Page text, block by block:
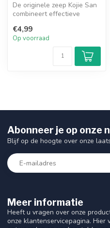
De originele zeep Kojie San
combineert effectieve
voe...
€4,99
Op voorraad
Meer informatie
Heeft u vragen over onze
onze klantenservicepagina. Hier
Abonneer je op onze
Blijf op de hoogte over onze